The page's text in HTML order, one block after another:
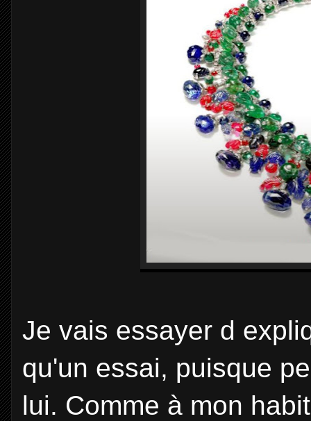
Je vais essayer d
qu'un essai, puisque
lui. Comme à mon